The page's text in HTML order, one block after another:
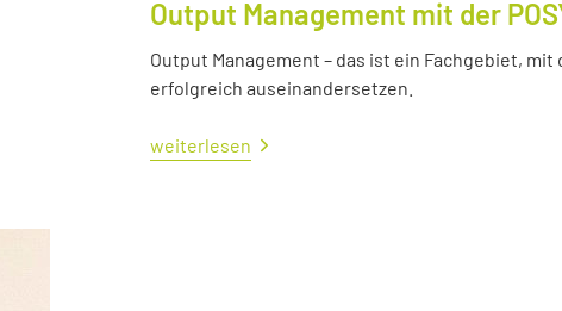
Output Management mit der
Output Management – das ist ein Fachgebiet,
erfolgreich auseinandersetzen.
weiterlesen